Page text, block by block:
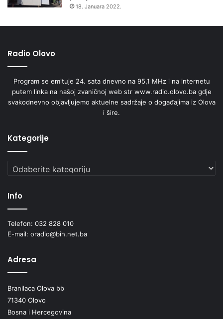
18. Januara 2022.
Radio Olovo
Program se emituje 24. sata dnevno na 95,1 MHz i na internetu
putem linka na našoj zvaničnoj web str www.radio.olovo.ba gdje
svakodnevno objavljujemo aktuelne sadržaje o događajima iz Olova
i šire.
Kategorije
Kategorije
Info
Telefon: 032 828 010
E-mail: oradio@bih.net.ba
Adresa
Branilaca Olova bb
71340 Olovo
Bosna i Hercegovina